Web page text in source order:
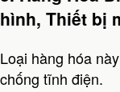
hình, Thiết bị
Loại hàng hóa
chống tĩnh điện.